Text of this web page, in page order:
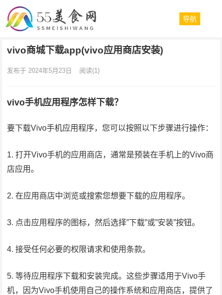
导航
vivo商城下载app(vivo应用商店安装)
发布于 2024年5月23日 阅读(1)
vivo手机应用程序怎样下载？
要下载Vivo手机应用程序，您可以按照以下步骤进行操作：
1. 打开Vivo手机的应用商店，通常是预装在手机上的Vivo商
店应用。
2. 在应用商店中浏览或搜索您想要下载的应用程序。
3. 点击应用程序的图标，然后选择”下载”或”安装”按钮。
4. 接受任何必要的权限请求和使用条款。
5. 等待应用程序下载和安装完成。这些步骤适用于Vivo手
机，因为Vivo手机使用自己的操作系统和应用商店，提供了